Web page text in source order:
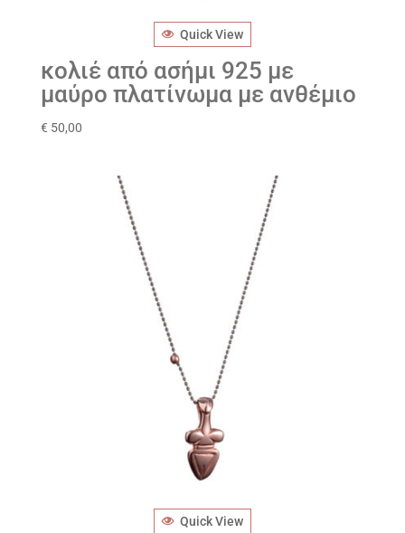
Quick View
κολιέ από ασήμι 925 με
μαύρο πλατίνωμα με ανθέμιο
€ 50,00
Quick View